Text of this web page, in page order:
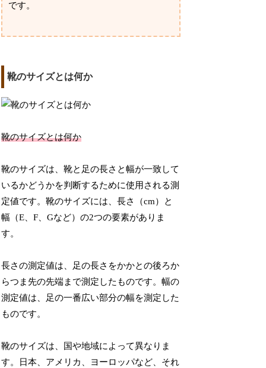
です。
靴のサイズとは何か
靴のサイズとは何か
靴のサイズは、靴と足の長さと幅が一致して
いるかどうかを判断するために使用される測
定値です。靴のサイズには、長さ（cm）と
幅（E、F、Gなど）の2つの要素がありま
す。
長さの測定値は、足の長さをかかとの後ろか
らつま先の先端まで測定したものです。幅の
測定値は、足の一番広い部分の幅を測定した
ものです。
靴のサイズは、国や地域によって異なりま
す。日本、アメリカ、ヨーロッパなど、それ